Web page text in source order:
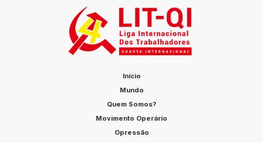
Início
Mundo
Quem Somos?
Movimento Operário
Opressão